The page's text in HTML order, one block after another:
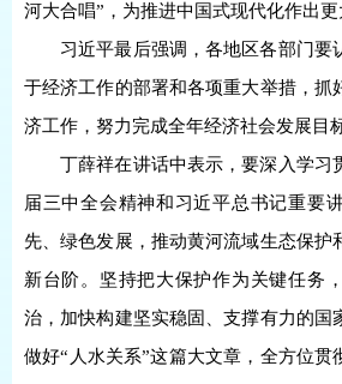
河大合唱”，为推进中国式现代化作出更
习近平最后强调，各地区各部门要
于经济工作的部署和各项重大举措，抓
济工作，努力完成全年经济社会发展目
丁薛祥在讲话中表示，要深入学习
届三中全会精神和习近平总书记重要
先、绿色发展，推动黄河流域生态保护
新台阶。坚持把大保护作为关键任务
治，加快构建坚实稳固、支撑有力的国
做好“人水关系”这篇大文章，全方位贯